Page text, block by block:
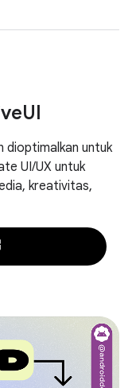
UI
dioptimalkan untuk
UI/UX untuk
kreativitas,